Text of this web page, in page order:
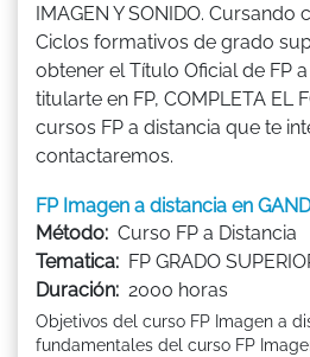
IMAGEN Y SONIDO.
Ciclos formativos de grado
obtener el Título Oficial de FP
titularte en FP, COMPLETA EL
cursos FP a distancia que te
contactaremos.
FP Imagen a distancia en
Método: Curso FP a Distancia
Tematica: FP GRADO
Duración: 2000 horas
Objetivos del curso FP Imagen a
fundamentales del curso FP